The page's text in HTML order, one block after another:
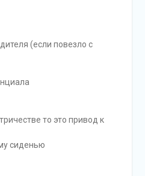
(если повезло с
то это привод к
сиденью